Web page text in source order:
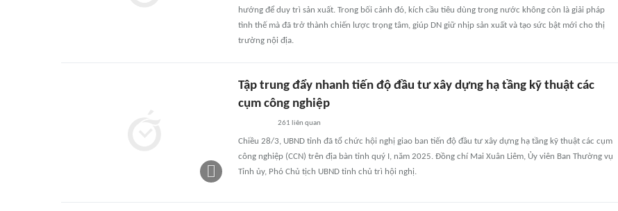
hướng để duy trì sản xuất. Trong bối cảnh đó, kích cầu tiêu dùng trong nước không còn là giải pháp
tình thế mà đã trở thành chiến lược trọng tâm, giúp DN giữ nhịp sản xuất và tạo sức bật mới cho thị
trường nội địa.
Tập trung đẩy nhanh tiến độ đầu tư xây dựng hạ tầng kỹ thuật các
cụm công nghiệp
261 liên quan
Chiều 28/3, UBND tỉnh đã tổ chức hội nghị giao ban tiến độ đầu tư xây dựng hạ tầng kỹ thuật các cụm
công nghiệp (CCN) trên địa bàn tỉnh quý I, năm 2025. Đồng chí Mai Xuân Liêm, Ủy viên Ban Thường vụ
Tỉnh ủy, Phó Chủ tịch UBND tỉnh chủ trì hội nghị.